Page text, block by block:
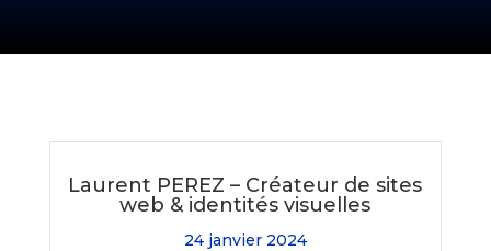
Laurent PEREZ – Créateur de sites
web & identités visuelles
24 janvier 2024